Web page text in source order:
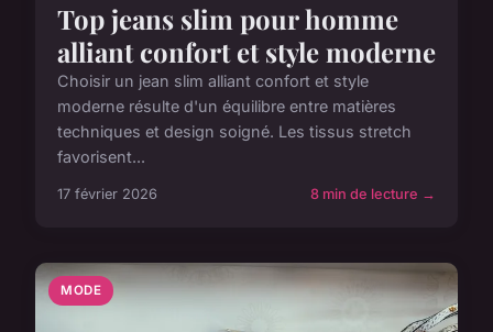
Top jeans slim pour homme
alliant confort et style moderne
Choisir un jean slim alliant confort et style
moderne résulte d'un équilibre entre matières
techniques et design soigné. Les tissus stretch
favorisent...
17 février 2026 8 min de lecture →
MODE